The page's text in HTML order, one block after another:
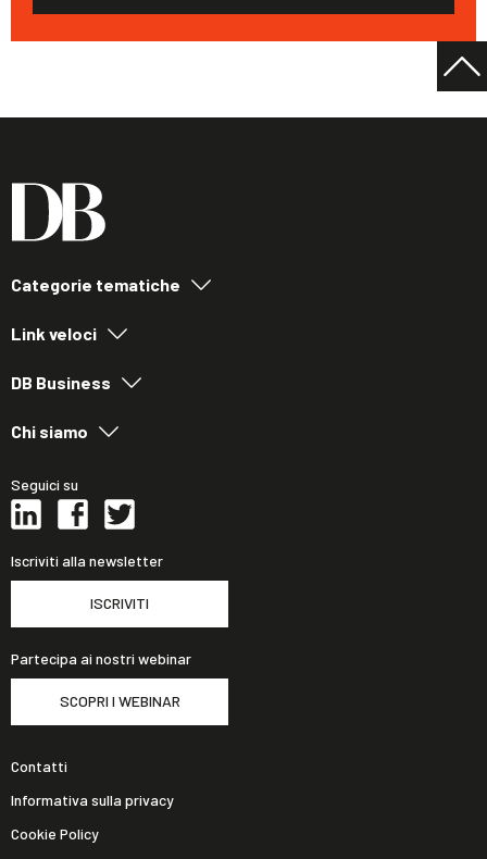
Categorie tematiche
Link veloci
DB Business
Chi siamo
Seguici su
Iscriviti alla newsletter
ISCRIVITI
Partecipa ai nostri webinar
SCOPRI I WEBINAR
Contatti
Informativa sulla privacy
Cookie Policy